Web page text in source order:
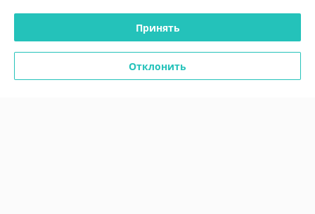
Сегодня работает с 09:00 до 17:00
Показать весь график работы
Принять
Отклонить